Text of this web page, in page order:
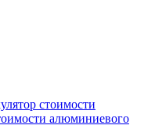
стоимости
алюминиевого